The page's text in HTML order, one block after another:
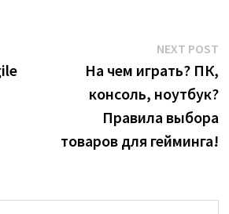
NEXT POST
На чем играть? ПК,
консоль, ноутбук?
Правила выбора
товаров для гейминга!